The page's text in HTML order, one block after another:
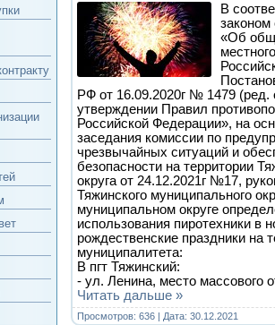
В
законом
«Об
РФ от 16.09.2020г № 1479 (ред.
утверждении Правил
Российской Федерации», на
заседания комиссии по
чрезвычайных ситуаций и
безопасности на территории
округа от 24.12.2021г №17,
Тяжинского муниципального
муниципальном округе
использования пиротехники в
рождественские праздники на
муниципалитета:
В пгт Тяжинский:
- ул. Ленина, место массового
Читать дальше »
Просмотров: 636 | Дата: 30.12.2021